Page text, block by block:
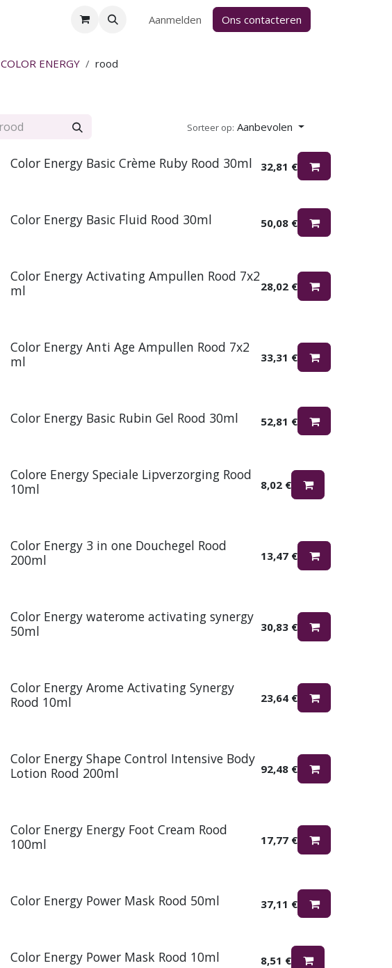
Aanmelden Ons contacteren
COLOR ENERGY rood
Sorteer op: Aanbevolen
Color Energy Basic Crème Ruby Rood 30ml 32,81 €
Color Energy Basic Fluid Rood 30ml 50,08 €
Color Energy Activating Ampullen Rood 7x2
ml
28,02 €
Color Energy Anti Age Ampullen Rood 7x2
ml
33,31 €
Color Energy Basic Rubin Gel Rood 30ml 52,81 €
Colore Energy Speciale Lipverzorging Rood
10ml
8,02 €
Color Energy 3 in one Douchegel Rood
200ml
13,47 €
Color Energy waterome activating synergy
50ml
30,83 €
Color Energy Arome Activating Synergy
Rood 10ml
23,64 €
Color Energy Shape Control Intensive Body
Lotion Rood 200ml
92,48 €
Color Energy Energy Foot Cream Rood
100ml
17,77 €
Color Energy Power Mask Rood 50ml 37,11 €
Color Energy Power Mask Rood 10ml 8,51 €